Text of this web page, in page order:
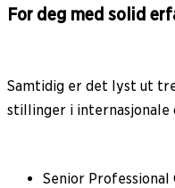
For deg med solid
Samtidig er det lyst ut
stillinger i internasjonale
Senior